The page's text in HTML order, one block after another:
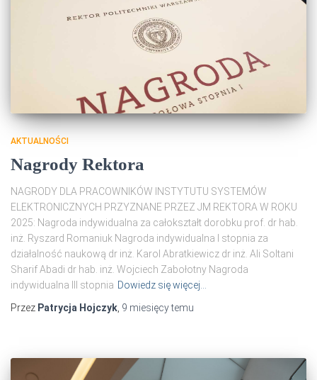
AKTUALNOŚCI
Nagrody Rektora
NAGRODY DLA PRACOWNIKÓW INSTYTUTU SYSTEMÓW
ELEKTRONICZNYCH PRZYZNANE PRZEZ JM REKTORA W ROKU
2025: Nagroda indywidualna za całokształt dorobku prof. dr hab.
inż. Ryszard Romaniuk Nagroda indywidualna I stopnia za
działalność naukową dr inż. Karol Abratkiewicz dr inż. Ali Soltani
Sharif Abadi dr hab. inż. Wojciech Zabołotny Nagroda
indywidualna III stopnia Dowiedz się więcej…
Przez Patrycja Hojczyk, 9 miesięcytemu